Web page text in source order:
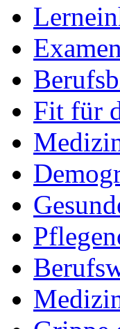
Fit für